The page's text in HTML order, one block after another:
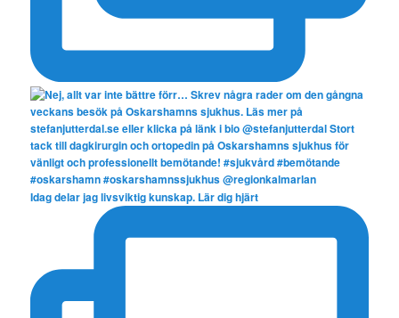
Idag delar jag livsviktig kunskap. Lär dig hjärt